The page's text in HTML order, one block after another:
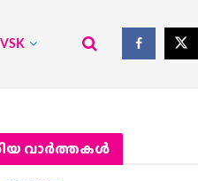
VSK
വാര്‍ത്തകള്‍